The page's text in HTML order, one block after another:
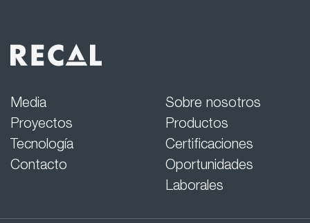
Media
Sobre nosotros
Proyectos
Productos
Tecnología
Certificaciones
Contacto
Oportunidades
Laborales